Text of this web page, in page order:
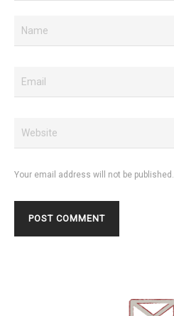
Your email address will not be published.